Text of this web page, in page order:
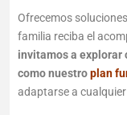
Ofrecemos
familia reciba el
invitamos a explorar
como nuestro plan
adaptarse a